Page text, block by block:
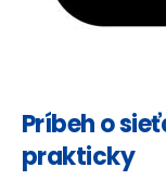
Príbeh o
prakticky